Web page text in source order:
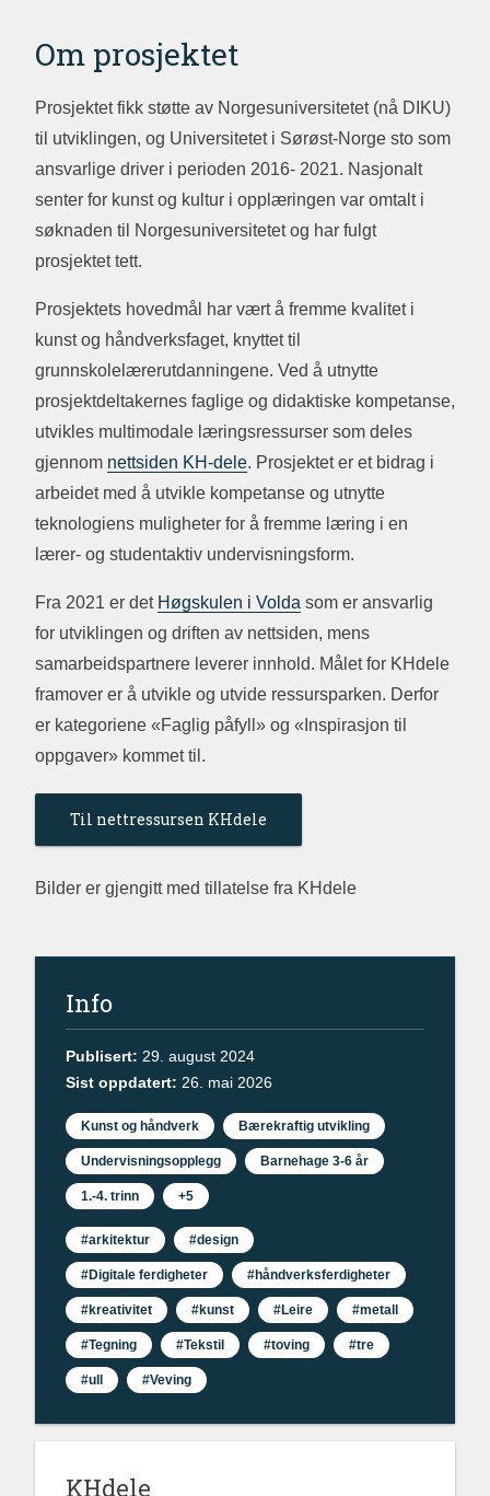
Om prosjektet
Prosjektet fikk støtte av Norgesuniversitetet (nå DIKU)
til utviklingen, og Universitetet i Sørøst-Norge sto som
ansvarlige driver i perioden 2016- 2021. Nasjonalt
senter for kunst og kultur i opplæringen var omtalt i
søknaden til Norgesuniversitetet og har fulgt
prosjektet tett.
Prosjektets hovedmål har vært å fremme kvalitet i
kunst og håndverksfaget, knyttet til
grunnskolelærerutdanningene. Ved å utnytte
prosjektdeltakernes faglige og didaktiske kompetanse,
utvikles multimodale læringsressurser som deles
gjennom nettsiden KH-dele. Prosjektet er et bidrag i
arbeidet med å utvikle kompetanse og utnytte
teknologiens muligheter for å fremme læring i en
lærer- og studentaktiv undervisningsform.
Fra 2021 er det Høgskulen i Volda som er ansvarlig
for utviklingen og driften av nettsiden, mens
samarbeidspartnere leverer innhold. Målet for KHdele
framover er å utvikle og utvide ressursparken. Derfor
er kategoriene «Faglig påfyll» og «Inspirasjon til
oppgaver» kommet til.
Til nettressursen KHdele
Bilder er gjengitt med tillatelse fra KHdele
Info
Publisert: 29. august 2024
Sist oppdatert: 26. mai 2026
Kunst og håndverk Bærekraftig utvikling
Undervisningsopplegg Barnehage 3-6 år
1.-4. trinn +5
#arkitektur #design
#Digitale ferdigheter #håndverksferdigheter
#kreativitet #kunst #Leire #metall
#Tegning #Tekstil #toving #tre
#ull #Veving
KHdele